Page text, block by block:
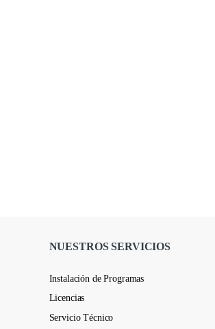
NUESTROS SERVICIOS
Instalación de Programas
Licencias
Servicio Técnico